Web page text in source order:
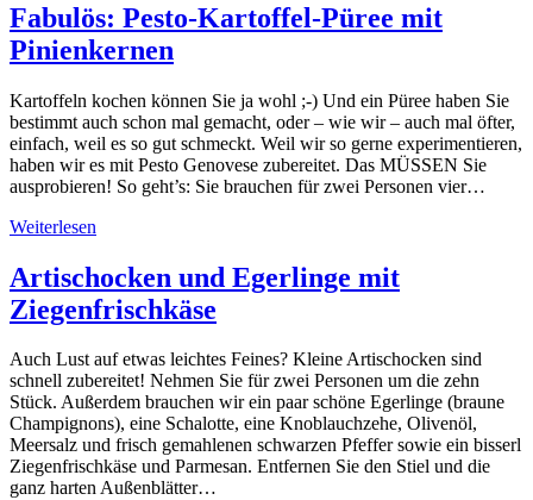
Fabulös: Pesto-Kartoffel-Püree mit
Pinienkernen
Kartoffeln kochen können Sie ja wohl ;-) Und ein Püree haben Sie
bestimmt auch schon mal gemacht, oder – wie wir – auch mal öfter,
einfach, weil es so gut schmeckt. Weil wir so gerne experimentieren,
haben wir es mit Pesto Genovese zubereitet. Das MÜSSEN Sie
ausprobieren! So geht’s: Sie brauchen für zwei Personen vier…
Weiterlesen
Artischocken und Egerlinge mit
Ziegenfrischkäse
Auch Lust auf etwas leichtes Feines? Kleine Artischocken sind
schnell zubereitet! Nehmen Sie für zwei Personen um die zehn
Stück. Außerdem brauchen wir ein paar schöne Egerlinge (braune
Champignons), eine Schalotte, eine Knoblauchzehe, Olivenöl,
Meersalz und frisch gemahlenen schwarzen Pfeffer sowie ein bisserl
Ziegenfrischkäse und Parmesan. Entfernen Sie den Stiel und die
ganz harten Außenblätter…